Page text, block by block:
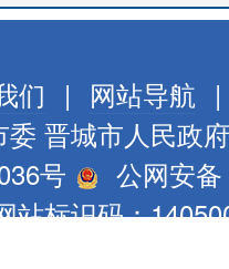
们 | 网站导航 |
晋城市人民政府
号
公网安
站标识码：